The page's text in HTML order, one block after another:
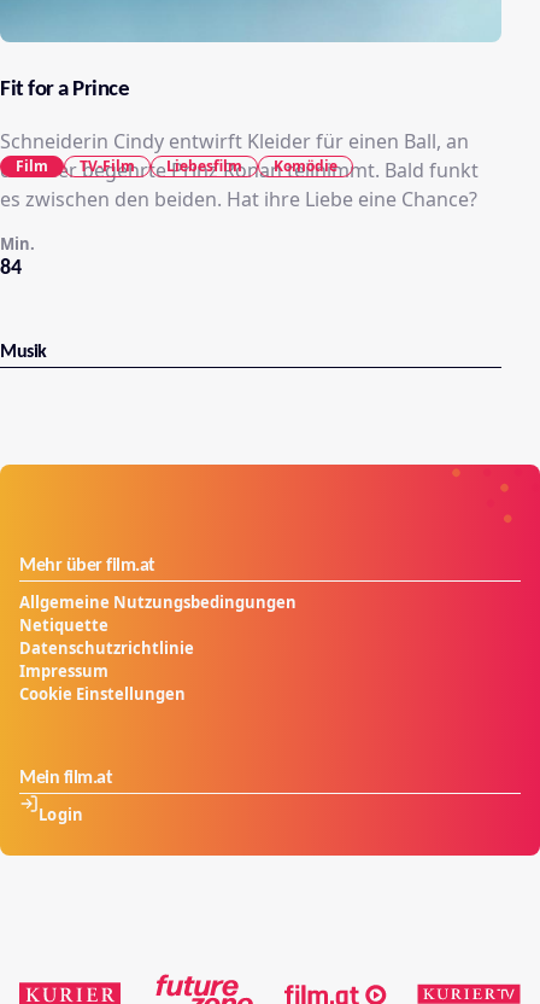
Fit for a Prince
Schneiderin Cindy entwirft Kleider für einen Ball, an
dem der begehrte Prinz Ronan teilnimmt. Bald funkt
es zwischen den beiden. Hat ihre Liebe eine Chance?
84
Min.
Film TV-Film Liebesfilm Komödie
Musik
Mehr über film.at
Allgemeine Nutzungsbedingungen
Netiquette
Datenschutzrichtlinie
Impressum
Cookie Einstellungen
Mein film.at
Login